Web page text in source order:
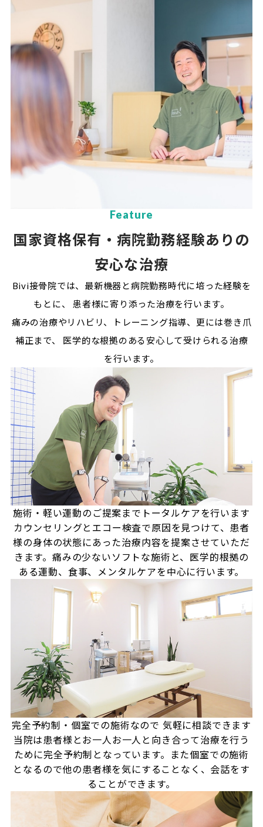
Feature
国家資格保有・病院勤務経験ありの
安心な治療
Bivi接骨院では、最新機器と病院勤務時代に培った経験を
もとに、
患者様に寄り添った治療を行います。
痛みの治療やリハビリ、トレーニング指導、更には巻き爪
補正まで、
医学的な根拠のある安心して受けられる治療
を行います。
施術・軽い運動のご提案まで トータルケアを行います
カウンセリングとエコー検査で原因を見つけて、患者
様の身体の状態にあった治療内容を提案させていただ
きます。痛みの少ないソフトな施術と、医学的根拠の
ある運動、食事、メンタルケアを中心に行います。
完全予約制・個室での施術なので 気軽に相談できます
当院は患者様とお一人お一人と向き合って治療を行う
ために完全予約制となっています。また個室での施術
となるので他の患者様を気にすることなく、会話をす
ることができます。